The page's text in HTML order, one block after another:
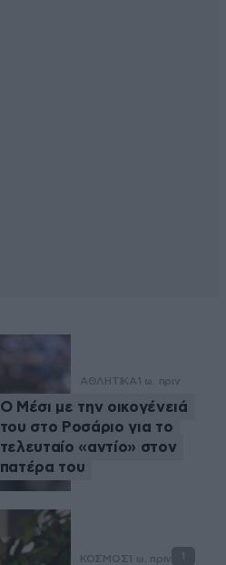
ΑΘΛΗΤΙΚΑ 1 ω. πριν
Ο Μέσι με την οικογένειά
του στο Ροσάριο για το
τελευταίο «αντίο» στον
πατέρα του
ΚΟΣΜΟΣ 1 ω. πριν 1